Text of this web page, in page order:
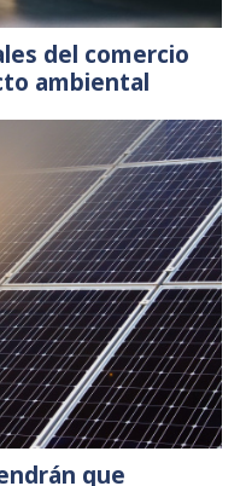
del comercio
ambiental
que